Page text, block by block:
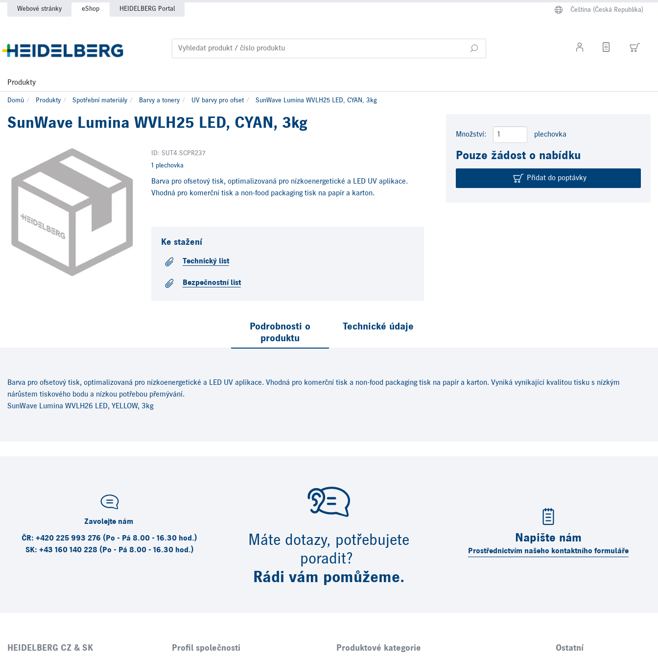
Webové stránky eShop HEIDELBERG Portal
Produkty
Čeština (Česká Republika)
Domů Produkty Spotřební materiály Barvy a tonery UV barvy pro ofset SunWave Lumina WVLH25 LED, CYAN, 3kg
SunWave Lumina WVLH25 LED, CYAN, 3kg
ID: SUT4.SCPR237
1 plechovka
Barva pro ofsetový tisk, optimalizovaná pro nízkoenergetické a LED UV aplikace.
Vhodná pro komerční tisk a non-food packaging tisk na papír a karton.
Ke stažení
Technický list
Bezpečnostní list
Množství: plechovka
Pouze žádost o nabídku
Přidat do poptávky
Podrobnosti o
produktu
Technické údaje
Barva pro ofsetový tisk, optimalizovaná pro nízkoenergetické a LED UV aplikace. Vhodná pro komerční tisk a non-food packaging tisk na papír a karton. Vyniká vynikající kvalitou tisku s nízkým
nárůstem tiskového bodu a nízkou potřebou přemývání.
SunWave Lumina WVLH26 LED, YELLOW, 3kg
Máte dotazy, potřebujete
poradit?
Rádi vám pomůžeme.
Zavolejte nám
ČR: +420 225 993 276 (Po - Pá 8.00 - 16.30 hod.)
SK: +43 160 140 228 (Po - Pá 8.00 - 16.30 hod.)
Napište nám
Prostřednictvím našeho kontaktního formuláře
HEIDELBERG CZ & SK Profil společnosti Produktové kategorie Ostatní